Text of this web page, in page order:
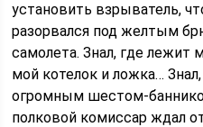
установить взрыватель,
разорвался под желтым
самолета. Знал, где лежит
мой котелок и ложка…
огромным шестом-
полковой комиссар ждал